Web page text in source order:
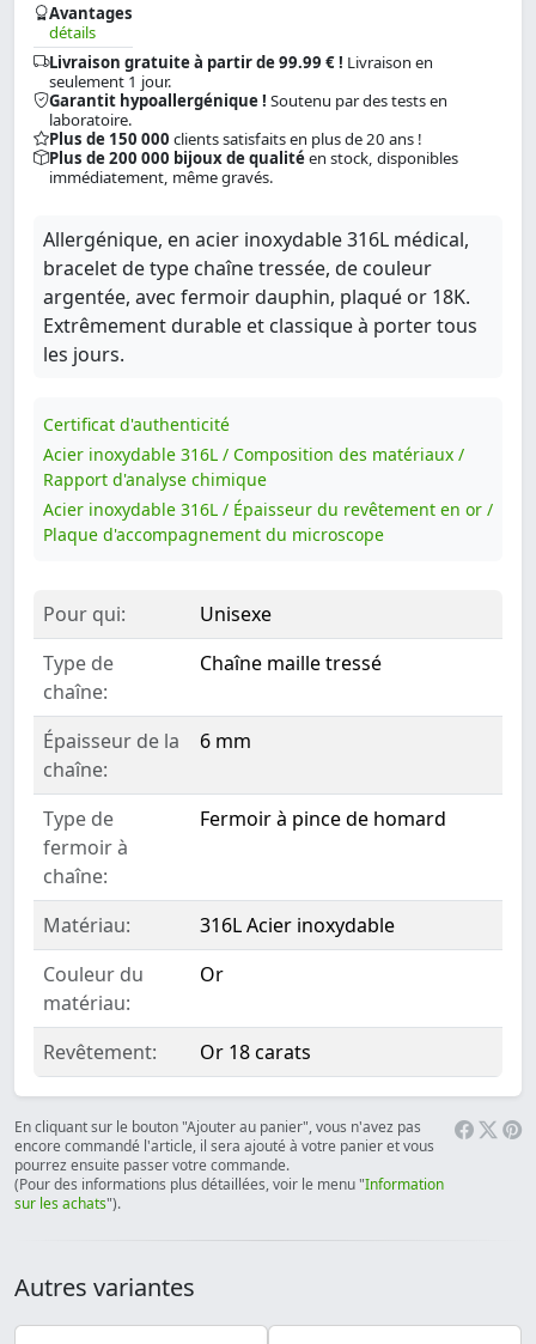
Avantages
détails
Livraison gratuite à partir de 99.99 € ! Livraison en
seulement 1 jour.
Garantit hypoallergénique ! Soutenu par des tests en
laboratoire.
Plus de 150 000 clients satisfaits en plus de 20 ans !
Plus de 200 000 bijoux de qualitéen stock, disponibles
immédiatement, même gravés.
Allergénique, en acier inoxydable 316L médical,
bracelet de type chaîne tressée, de couleur
argentée, avec fermoir dauphin, plaqué or 18K.
Extrêmement durable et classique à porter tous
les jours.
Certificat d'authenticité
Acier inoxydable 316L / Composition des matériaux /
Rapport d'analyse chimique
Acier inoxydable 316L / Épaisseur du revêtement en or /
Plaque d'accompagnement du microscope
Pour qui:
Unisexe
Type de
chaîne:
Chaîne maille tressé
Épaisseur de la
chaîne:
6 mm
Type de
fermoir à
chaîne:
Fermoir à pince de homard
Matériau:
316L Acier inoxydable
Couleur du
matériau:
Or
Revêtement: Or 18 carats
En cliquant sur le bouton "Ajouter au panier", vous n'avez pas
encore commandé l'article, il sera ajouté à votre panier et vous
pourrez ensuite passer votre commande.
(Pour des informations plus détaillées, voir le menu "Information
sur les achats").
Autres variantes